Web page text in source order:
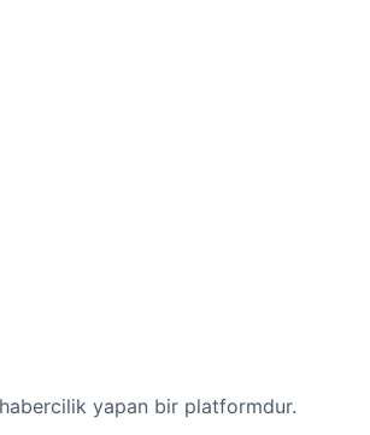
yapan bir platformdur.